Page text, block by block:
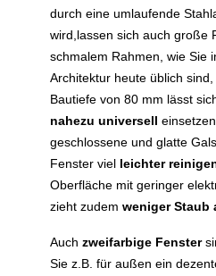
durch eine umlaufende
wird,lassen sich auch große
schmalem Rahmen, wie Sie
Architektur heute üblich
Bautiefe von 80 mm lässt
nahezu universell
geschlossene und glatte
Fenster viel leichter
Oberfläche mit geringer
zieht zudem weniger Staub
Auch zweifarbige Fenster
Sie z.B. für außen ein